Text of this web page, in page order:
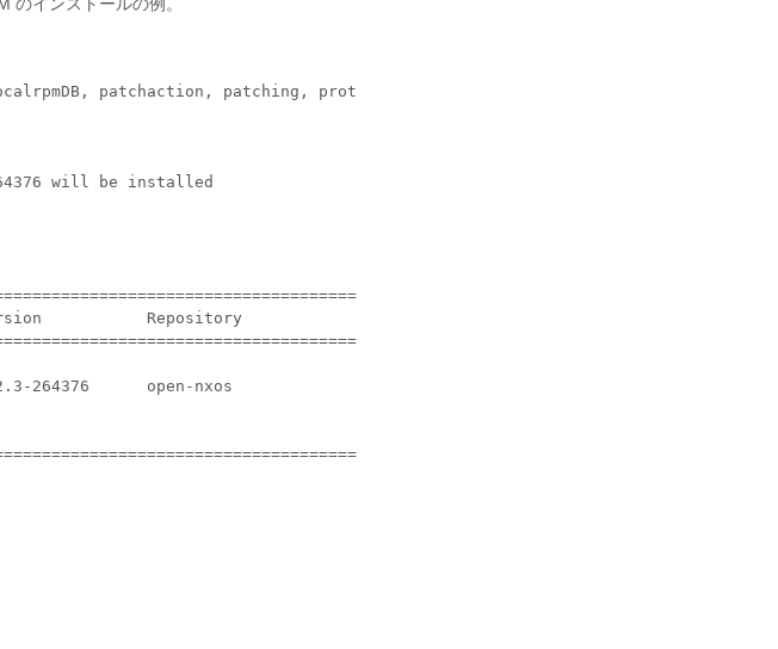
patchaction, patching, protect-packages
will be installed
Repository             Size
264376      open-nxos              13 M